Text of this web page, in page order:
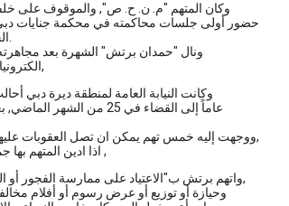
وكان المتهم "م. ن. ح. ص", والموقوف على
حضور أولى جلسات محاكمته في محكمة جنايات
ونال "حمدان برتش" الشهرة بعد
الكترونيا يعبر فيه عن افكاره وميوله,
وكانت النيابة العامة لمنطقة ديرة دبي أحالت
عاماً إلى القضاء في 25 من الشهر الماضي, بعد نحو أربعة أشهر من إلقاء
ووجهت إليه خمس تهم يمكن ان تصل العقوبات عليها الى نحو اربع سنوات سجنا,
اذا ادين المتهم بها جميعها وفقا للقانون الاماراتي ,
واتهم برتش ب"الاعتياد على ممارسة الفجور أو الدعارة, وهتك العرض بالرضا,
وحيازة أو توزيع أو عرض رسوم أو أفلام